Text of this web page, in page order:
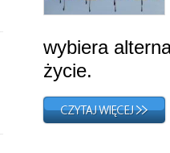
wybiera
życie.